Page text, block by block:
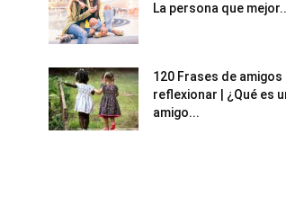
La persona que
120 Frases de amigos
reflexionar | ¿Qué es
amigo...